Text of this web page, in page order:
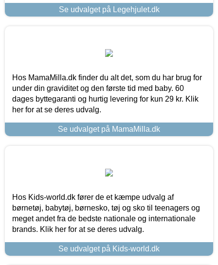
Se udvalget på Legehjulet.dk
Hos MamaMilla.dk finder du alt det, som du har brug for
under din graviditet og den første tid med baby. 60
dages byttegaranti og hurtig levering for kun 29 kr. Klik
her for at se deres udvalg.
Se udvalget på MamaMilla.dk
Hos Kids-world.dk fører de et kæmpe udvalg af
børnetøj, babytøj, børnesko, tøj og sko til teenagers og
meget andet fra de bedste nationale og internationale
brands. Klik her for at se deres udvalg.
Se udvalget på Kids-world.dk